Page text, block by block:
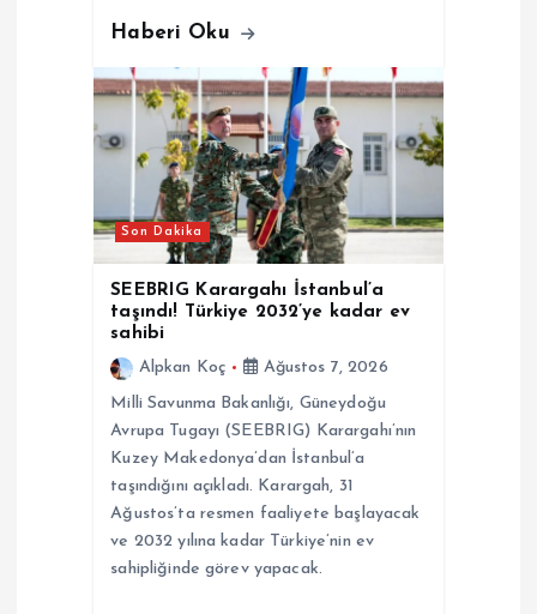
Haberi Oku
Son Dakika
SEEBRIG Karargahı İstanbul’a
taşındı! Türkiye 2032’ye kadar ev
sahibi
Alpkan Koç
Ağustos 7, 2026
Milli Savunma Bakanlığı, Güneydoğu
Avrupa Tugayı (SEEBRIG) Karargahı’nın
Kuzey Makedonya’dan İstanbul’a
taşındığını açıkladı. Karargah, 31
Ağustos’ta resmen faaliyete başlayacak
ve 2032 yılına kadar Türkiye’nin ev
sahipliğinde görev yapacak.